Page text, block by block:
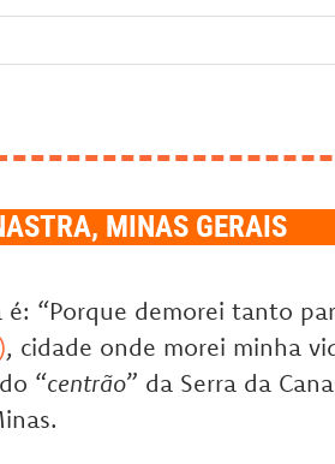
MINAS GERAIS
“Porque demorei tanto
, cidade onde morei minha
“centrão” da Serra da